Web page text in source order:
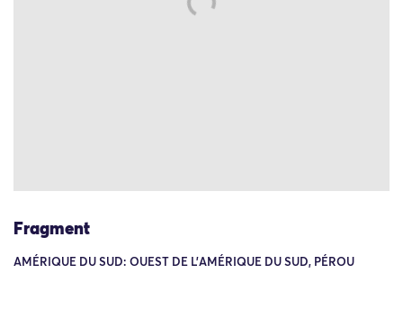
Fragment
AMÉRIQUE DU SUD: OUEST DE L'AMÉRIQUE DU SUD, PÉROU